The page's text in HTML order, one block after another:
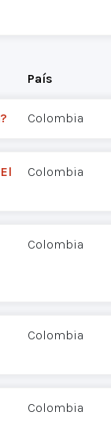
País
Colombia
Colombia
Colombia
Colombia
Colombia